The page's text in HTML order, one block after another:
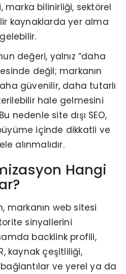
marka bilinirliği, sektörel
kaynaklarda yer alma
değeri, yalnız “daha
değil; markanın
güvenilir, daha tutarlı
hale gelmesini
nedenle site dışı SEO,
içinde dikkatli ve
alınmalıdır.
Hangi
markanın web sitesi
sinyallerini
backlink profili,
kaynak çeşitliliği,
ve yerel ya da